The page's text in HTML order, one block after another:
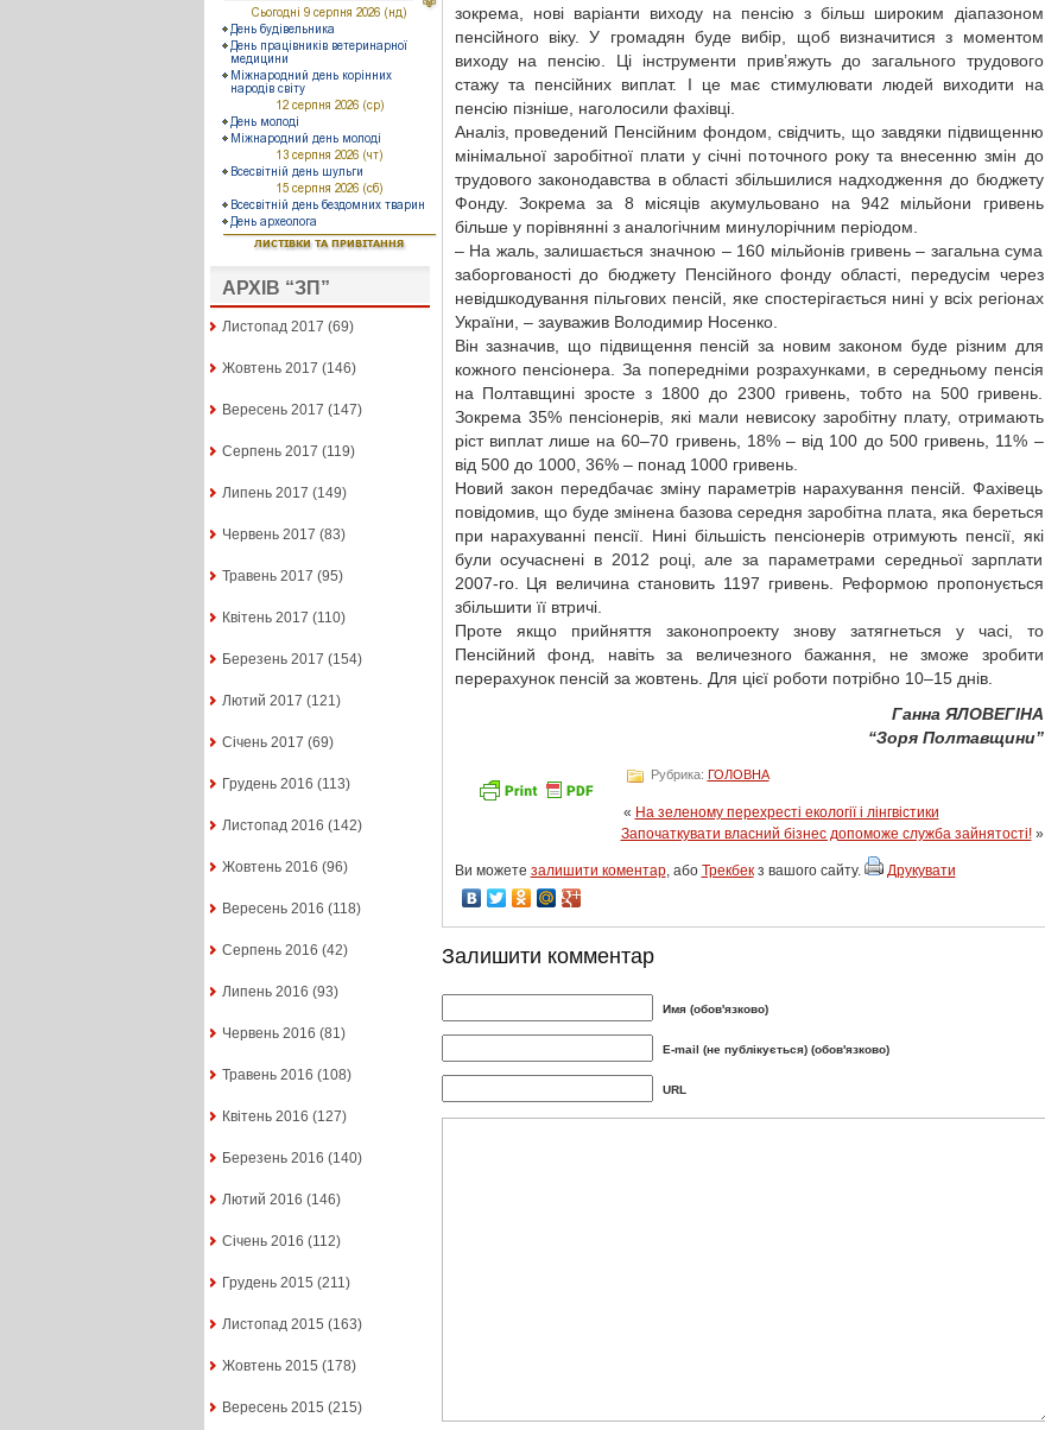
АРХІВ “ЗП”
Листопад 2017 (69)
Жовтень 2017 (146)
Вересень 2017 (147)
Серпень 2017 (119)
Липень 2017 (149)
Червень 2017 (83)
Травень 2017 (95)
Квітень 2017 (110)
Березень 2017 (154)
Лютий 2017 (121)
Січень 2017 (69)
Грудень 2016 (113)
Листопад 2016 (142)
Жовтень 2016 (96)
Вересень 2016 (118)
Серпень 2016 (42)
Липень 2016 (93)
Червень 2016 (81)
Травень 2016 (108)
Квітень 2016 (127)
Березень 2016 (140)
Лютий 2016 (146)
Січень 2016 (112)
Грудень 2015 (211)
Листопад 2015 (163)
Жовтень 2015 (178)
Вересень 2015 (215)
зокрема, нові варіанти виходу на пенсію з більш широким діапазоном
пенсійного віку. У громадян буде вибір, щоб визначитися з моментом
виходу на пенсію. Ці інструменти прив’яжуть до загального трудового
стажу та пенсійних виплат. І це має стимулювати людей виходити на
пенсію пізніше, наголосили фахівці.
Аналіз, проведений Пенсійним фондом, свідчить, що завдяки підвищенню
мінімальної заробітної плати у січні поточного року та внесенню змін до
трудового законодавства в області збільшилися надходження до бюджету
Фонду. Зокрема за 8 місяців акумульовано на 942 мільйони гривень
більше у порівнянні з аналогічним минулорічним періодом.
– На жаль, залишається значною – 160 мільйонів гривень – загальна сума
заборгованості до бюджету Пенсійного фонду області, передусім через
невідшкодування пільгових пенсій, яке спостерігається нині у всіх регіонах
України, – зауважив Володимир Носенко.
Він зазначив, що підвищення пенсій за новим законом буде різним для
кожного пенсіонера. За попередніми розрахунками, в середньому пенсія
на Полтавщині зросте з 1800 до 2300 гривень, тобто на 500 гривень.
Зокрема 35% пенсіонерів, які мали невисоку заробітну плату, отримають
ріст виплат лише на 60–70 гривень, 18% – від 100 до 500 гривень, 11% –
від 500 до 1000, 36% – понад 1000 гривень.
Новий закон передбачає зміну параметрів нарахування пенсій. Фахівець
повідомив, що буде змінена базова середня заробітна плата, яка береться
при нарахуванні пенсії. Нині більшість пенсіонерів отримують пенсії, які
були осучаснені в 2012 році, але за параметрами середньої зарплати
2007-го. Ця величина становить 1197 гривень. Реформою пропонується
збільшити її втричі.
Проте якщо прийняття законопроекту знову затягнеться у часі, то
Пенсійний фонд, навіть за величезного бажання, не зможе зробити
перерахунок пенсій за жовтень. Для цієї роботи потрібно 10–15 днів.
Ганна ЯЛОВЕГІНА
“Зоря Полтавщини”
Рубрика: ГОЛОВНА
« На зеленому перехресті екології і лінгвістики
Започаткувати власний бізнес допоможе служба зайнятості!»
Ви можете залишити коментар, або Трекбекз вашого сайту. Друкувати
Залишити комментар
Имя (обов'язково)
E-mail (не публікується) (обов'язково)
URL